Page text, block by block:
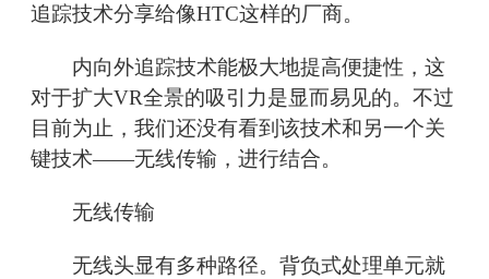
追踪技术分享给像HTC这样的厂商。
内向外追踪技术能极大地提高便捷性，这
对于扩大VR全景的吸引力是显而易见的。不过
目前为止，我们还没有看到该技术和另一个关
键技术——无线传输，进行结合。
无线传输
无线头显有多种路径。背负式处理单元就